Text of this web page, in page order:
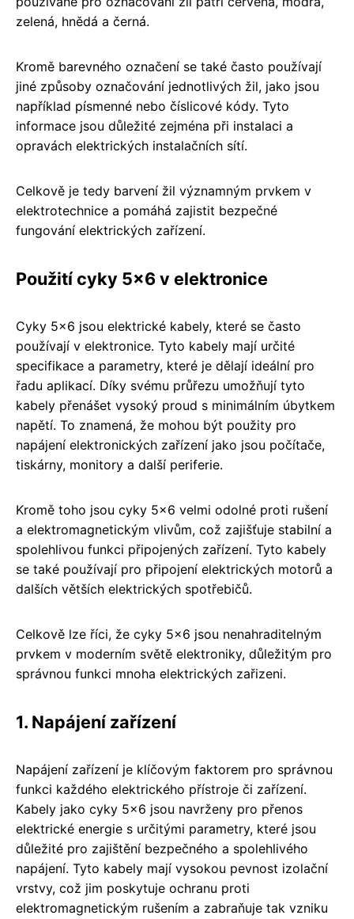
zelená, hnědá a černá.
Kromě barevného označení se také často používají
jiné způsoby označování jednotlivých žil, jako jsou
například písmenné nebo číslicové kódy. Tyto
informace jsou důležité zejména při instalaci a
opravách elektrických instalačních sítí.
Celkově je tedy barvení žil významným prvkem v
elektrotechnice a pomáhá zajistit bezpečné
fungování elektrických zařízení.
Použití cyky 5x6 v elektronice
Cyky 5x6 jsou elektrické kabely, které se často
používají v elektronice. Tyto kabely mají určité
specifikace a parametry, které je dělají ideální pro
řadu aplikací. Díky svému průřezu umožňují tyto
kabely přenášet vysoký proud s minimálním úbytkem
napětí. To znamená, že mohou být použity pro
napájení elektronických zařízení jako jsou počítače,
tiskárny, monitory a další periferie.
Kromě toho jsou cyky 5x6 velmi odolné proti rušení
a elektromagnetickým vlivům, což zajišťuje stabilní a
spolehlivou funkci připojených zařízení. Tyto kabely
se také používají pro připojení elektrických motorů a
dalších větších elektrických spotřebičů.
Celkově lze říci, že cyky 5x6 jsou nenahraditelným
prvkem v moderním světě elektroniky, důležitým pro
správnou funkci mnoha elektrických zařizeni.
1. Napájení zařízení
Napájení zařízení je klíčovým faktorem pro správnou
funkci každého elektrického přístroje či zařízení.
Kabely jako cyky 5x6 jsou navrženy pro přenos
elektrické energie s určitými parametry, které jsou
důležité pro zajištění bezpečného a spolehlivého
napájení. Tyto kabely mají vysokou pevnost izolační
vrstvy, což jim poskytuje ochranu proti
elektromagnetickým rušením a zabraňuje tak vzniku